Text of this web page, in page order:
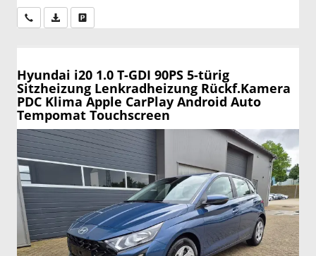
Wir rufen Sie anPDF-Datei, Fahrzeugexposé drucken
Hyundai i20 1.0 T-GDI 90PS 5-türig
Sitzheizung Lenkradheizung Rückf.Kamera
PDC Klima Apple CarPlay Android Auto
Tempomat Touchscreen